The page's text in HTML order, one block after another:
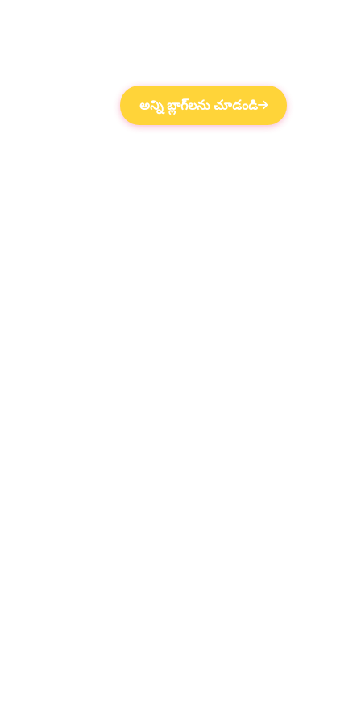
అన్ని బ్లాగ్‌లను చూడండి
వాటర్‌మార్క్ లేకుండా టిక్‌టాక్ వీడియోలను డౌన్‌లోడ్ చేసుకోండి